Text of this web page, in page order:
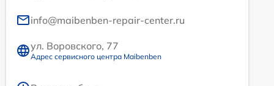
info@maibenben-repair-center.ru
ул. Воровского, 77
Адрес сервисного центра Maibenben